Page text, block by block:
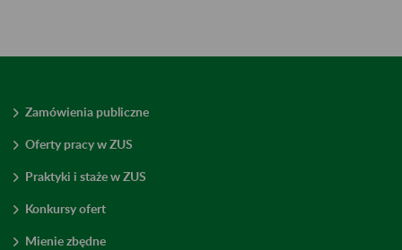
Zamówienia publiczne
Oferty pracy w ZUS
Praktyki i staże w ZUS
Konkursy ofert
Mienie zbędne